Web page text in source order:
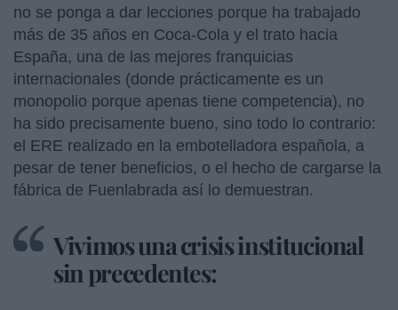
no se ponga a dar lecciones porque ha trabajado
más de 35 años en Coca-Cola y el trato hacia
España, una de las mejores franquicias
internacionales (donde prácticamente es un
monopolio porque apenas tiene competencia), no
ha sido precisamente bueno, sino todo lo contrario:
el ERE realizado en la embotelladora española, a
pesar de tener beneficios, o el hecho de cargarse la
fábrica de Fuenlabrada así lo demuestran.
Vivimos una crisis institucional
sin precedentes: